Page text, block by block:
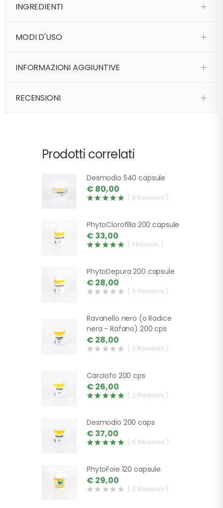
INGREDIENTI
MODI D'USO
INFORMAZIONI AGGIUNTIVE
RECENSIONI
Prodotti correlati
Desmodio 540 capsule
€ 80,00
( 4 Reviews )
PhytoClorofilla 200 capsule
€ 33,00
( 1 Review )
PhytoDepura 200 capsule
€ 28,00
( 0 Reviews )
Ravanello nero (o Radice
nera - Rafano) 200 cps
€ 28,00
( 0 Reviews )
Carciofo 200 cps
€ 26,00
( 2 Reviews )
Desmodio 200 caps
€ 37,00
( 6 Reviews )
PhytoFoie 120 capsule
€ 29,00
( 0 Reviews )